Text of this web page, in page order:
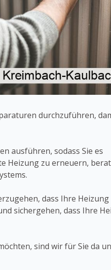
durchzuführen,
ausführen, sodass Sie es
Heizung zu erneuern,
dass Ihre Heizung
sichergehen, dass Ihre
sind wir für Sie da